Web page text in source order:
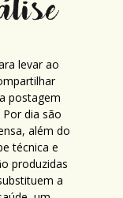
levar ao
postagem
dia são
além do
técnica e
produzidas
a